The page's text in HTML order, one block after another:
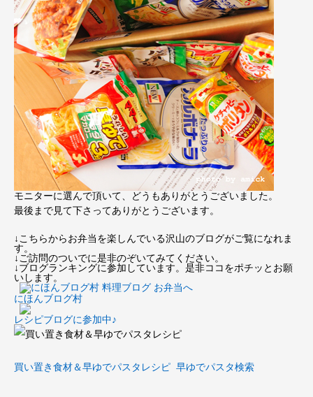
モニターに選んで頂いて、どうもありがとうございました。
最後まで見て下さってありがとうございます。
↓こちらからお弁当を楽しんでいる沢山のブログがご覧になれま
す。
↓ご訪問のついでに是非のぞいてみてください。
↓ブログランキングに参加しています。是非ココをポチッとお願
いします。
にほんブログ村
レシピブログに参加中♪
買い置き食材＆早ゆでパスタレシピ 早ゆでパスタ検索